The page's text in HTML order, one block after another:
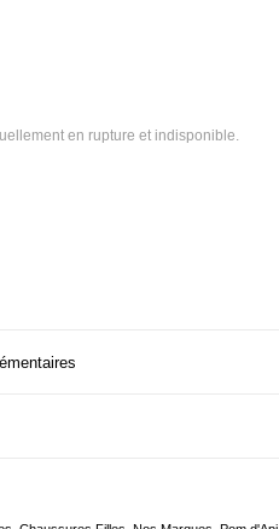
en rupture et indisponible.